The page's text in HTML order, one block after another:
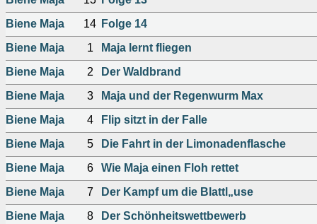
Biene Maja
14 Folge 14
Biene Maja
1
Maja lernt fliegen
Biene Maja
2
Der Waldbrand
Biene Maja
3
Maja und der Regenwurm Max
Biene Maja
4
Flip sitzt in der Falle
Biene Maja
5
Die Fahrt in der Limonadenflasche
Biene Maja
6
Wie Maja einen Floh rettet
Biene Maja
7
Der Kampf um die Blattl„use
Biene Maja
8
Der Schönheitswettbewerb